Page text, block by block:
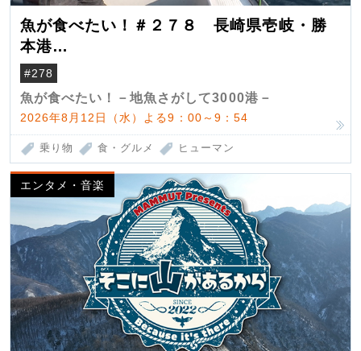
魚が食べたい！＃２７８ 長崎県壱岐・勝
本港
（クロマグロ）
#278
魚が食べたい！－地魚さがして3000港－
2026年8月12日（水）よる9：00～9：54
乗り物 食・グルメ ヒューマン
エンタメ・音楽